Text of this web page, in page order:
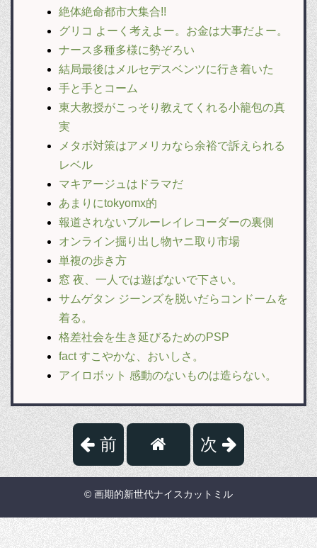
絶体絶命都市大集合!!
グリコ よーく考えよー。お金は大事だよー。
ナース多種多様に勢ぞろい
結局最後はメルセデスベンツに行き着いた
手と手とコーム
東大教授がこっそり教えてくれる小籠包の真
実
メタボ対策はアメリカなら余裕で訴えられる
レベル
マキアージュはドラマだ
あまりにtokyomx的
報道されないブルーレイレコーダーの裏側
オンライン掘り出し物ヤニ取り市場
単複の歩き方
窓 夜、一人では遊ばないで下さい。
サムゲタン ジーンズを脱いだらコンドームを
着る。
格差社会を生き延びるためのPSP
fact すこやかな、おいしさ。
アイロボット 感動のないものは造らない。
前 次
© 画期的新世代ナイスカットミル